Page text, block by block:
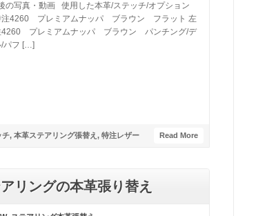
の写真・動画 使用した本革/ステッチ/オプション
注4260 プレミアムナッパ ブラウン フラット 左
4260 プレミアムナッパ ブラウン パンチング/デ
/パフ […]
チ, 本革ステアリング張替え , 特注レザー Read More
リングの本革張り替え